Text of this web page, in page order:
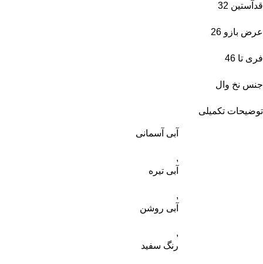
قدآستین 32
عرض بازو 26
فری تا 46
جنس نخ وال
توضیحات تکمیلی
آبی آسمانی
,
آبی تیره
,
آبی روشن
,
رنگ سفید